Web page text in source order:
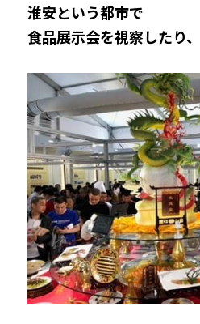
淮安という都市で
食品展示会を視察したり、